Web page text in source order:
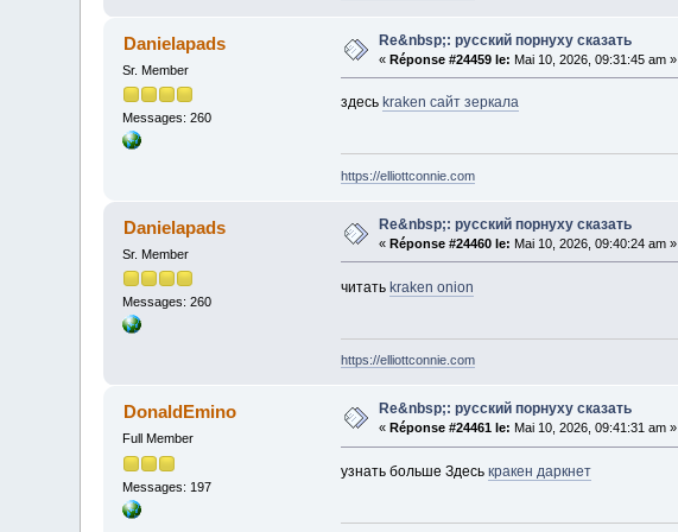
Danielapads
Sr. Member
Messages: 260
Re&nbsp;: русский порнуху сказать
«Réponse #24459 le: Mai 10, 2026, 09:31:45 am »
здесь kraken сайт зеркала
https://elliottconnie.com
Danielapads
Sr. Member
Messages: 260
Re&nbsp;: русский порнуху сказать
«Réponse #24460 le: Mai 10, 2026, 09:40:24 am »
читать kraken onion
https://elliottconnie.com
DonaldEmino
Full Member
Messages: 197
Re&nbsp;: русский порнуху сказать
« Réponse #24461 le: Mai 10, 2026, 09:41:31 am »
узнать больше Здесь кракен даркнет